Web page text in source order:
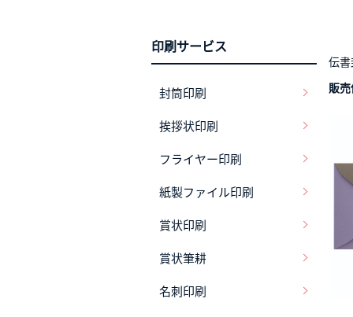
伝
販
印刷サービス
封筒印刷
挨拶状印刷
フライヤー印刷
紙製ファイル印刷
賞状印刷
賞状筆耕
名刺印刷